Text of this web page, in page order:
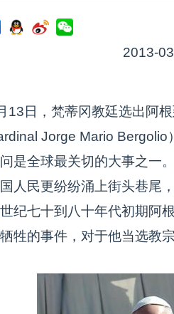
2013-
日，梵蒂冈教廷选出阿
Jorge Mario
是全球最关切的大事之一
人民更纷纷涌上街头巷尾
纪七十到八十年代初期阿
牲的事件，对于他当选教